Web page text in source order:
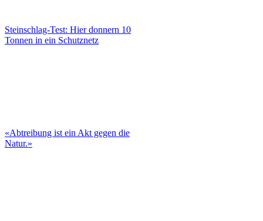
Steinschlag-Test: Hier donnern 10
Tonnen in ein Schutznetz
«Abtreibung ist ein Akt gegen die
Natur.»